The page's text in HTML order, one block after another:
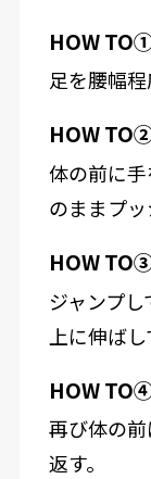
HOW
足を腰幅程
HOW
体の前に
のままプッ
HOW
ジャンプ
上に伸ば
HOW
再び体の
返す。